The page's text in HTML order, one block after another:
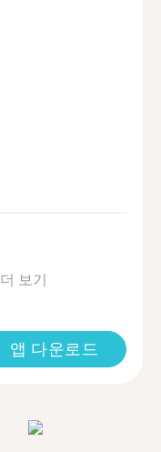
더 보기
앱 다운로드